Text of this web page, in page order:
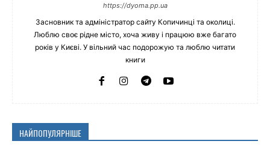
https://dyoma.pp.ua
Засновник та адміністратор сайту Копичинці та околиці.
Люблю своє рідне місто, хоча живу і працюю вже багато
років у Києві. У вільний час подорожую та люблю читати
книги
НАЙПОПУЛЯРНІШЕ